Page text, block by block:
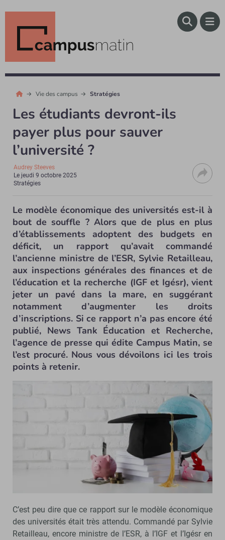
Vie des campus Stratégies
Les étudiants devront-ils
payer plus pour sauver
l’université ?
Audrey Steeves
Le jeudi 9 octobre 2025
Stratégies
Le modèle économique des universités est-il à
bout de souffle ? Alors que de plus en plus
d’établissements adoptent des budgets en
déficit, un rapport qu’avait commandé
l’ancienne ministre de l’ESR, Sylvie Retailleau,
aux inspections générales des finances et de
l’éducation et la recherche (IGF et Igésr), vient
jeter un pavé dans la mare, en suggérant
notamment d’augmenter les droits
d’inscriptions. Si ce rapport n’a pas encore été
publié, News Tank Éducation et Recherche,
l’agence de presse qui édite Campus Matin, se
l’est procuré. Nous vous dévoilons ici les trois
points à retenir.
C’est peu dire que ce rapport sur le modèle économique
des universités était très attendu. Commandé par Sylvie
Retailleau, encore ministre de l’ESR, à l’IGF et l’Igésr en